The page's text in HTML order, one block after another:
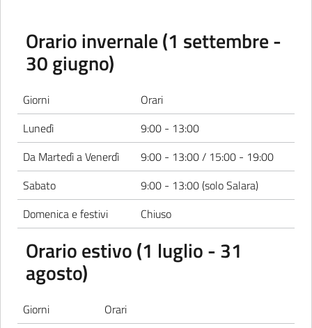
Orario invernale (1 settembre -
30 giugno)
Giorni
Orari
Lunedì
9:00 - 13:00
Da Martedì a Venerdì
9:00 - 13:00 / 15:00 - 19:00
Sabato
9:00 - 13:00 (solo Salara)
Domenica e festivi
Chiuso
Orario estivo (1 luglio - 31
agosto)
Giorni
Orari